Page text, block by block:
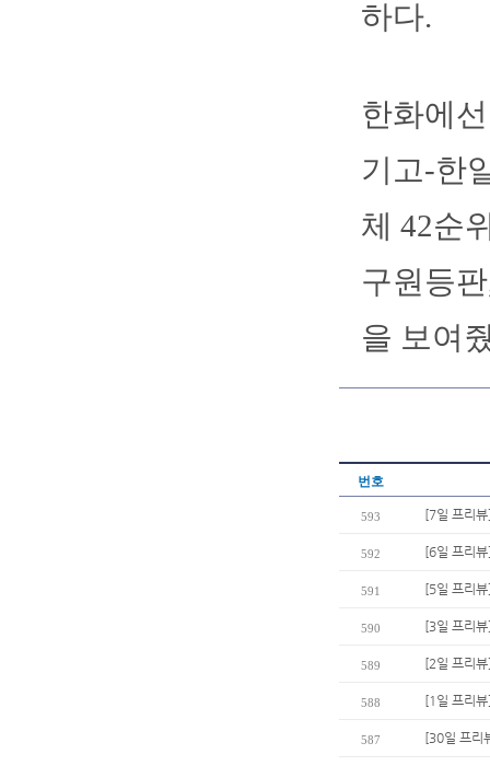
하다.
한화에
기고-한
체 42순
구원등
을 보여
번호
593 [7일 프리
592 [6일 프리
591 [5일 프리
590 [3일 프리
589 [2일 프리
588 [1일 프리
587 [30일 프리